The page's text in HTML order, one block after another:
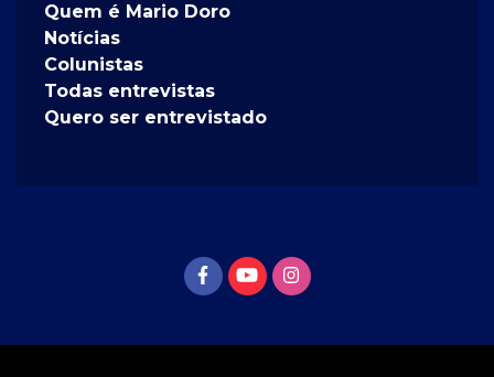
Quem é Mario Doro
Notícias
Colunistas
Todas entrevistas
Quero ser entrevistado